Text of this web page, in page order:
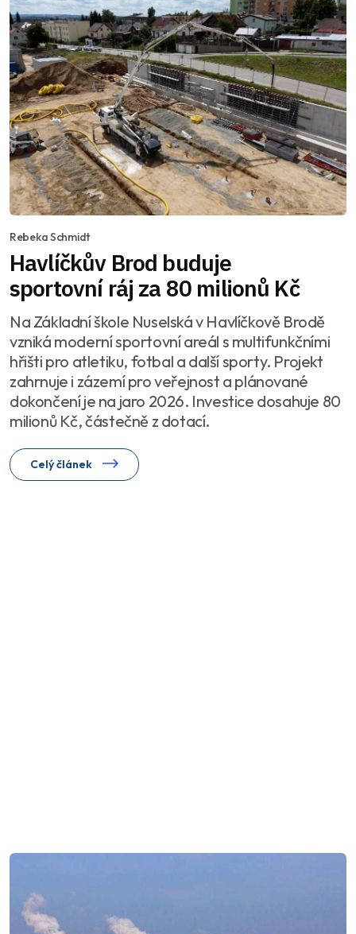
Rebeka Schmidt
Havlíčkův Brod buduje
sportovní ráj za 80 milionů Kč
Na Základní škole Nuselská v Havlíčkově Brodě
vzniká moderní sportovní areál s multifunkčními
hřišti pro atletiku, fotbal a další sporty. Projekt
zahrnuje i zázemí pro veřejnost a plánované
dokončení je na jaro 2026. Investice dosahuje 80
milionů Kč, částečně z dotací.
Celý článek